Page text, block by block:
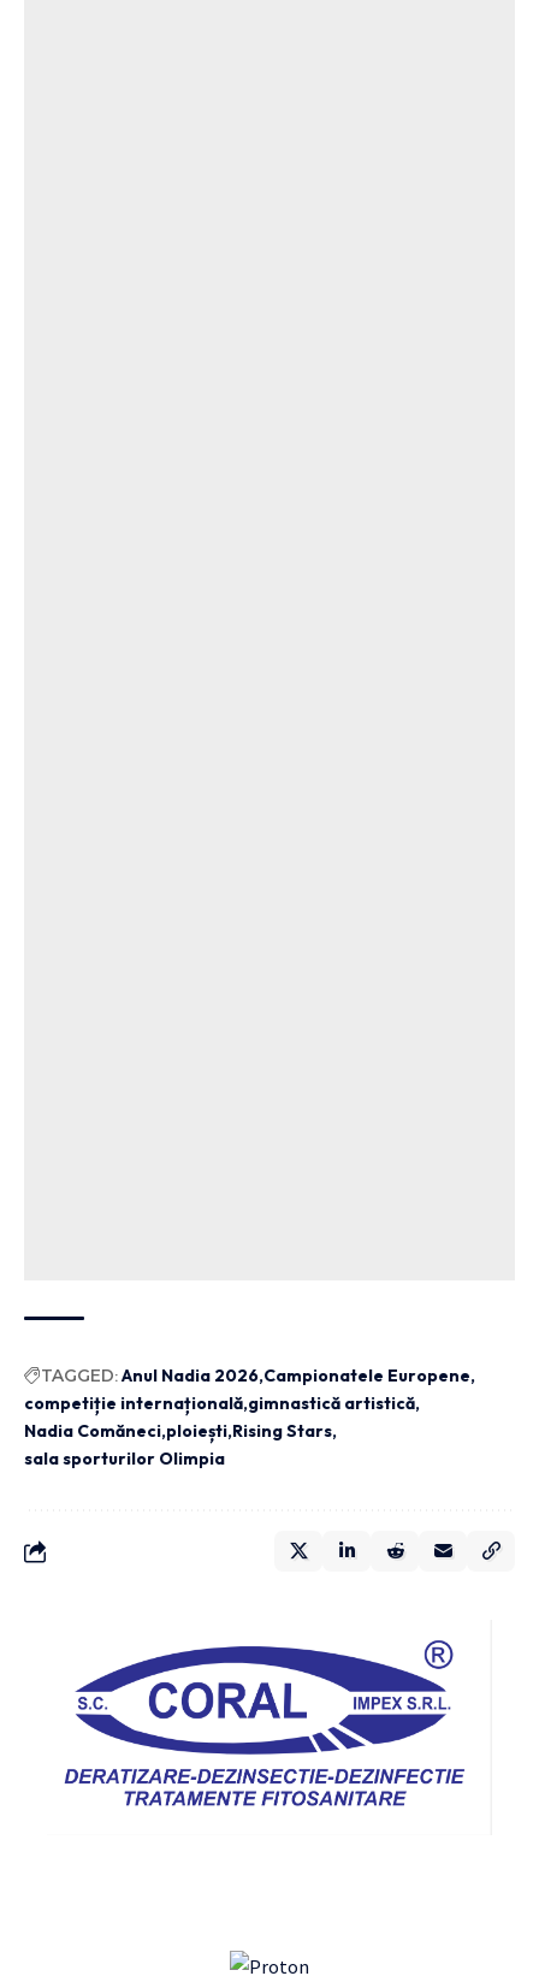
TAGGED:Anul Nadia 2026 Campionatele Europene
competiție internațională gimnastică artistică
Nadia Comăneci ploiești Rising Stars
sala sporturilor Olimpia